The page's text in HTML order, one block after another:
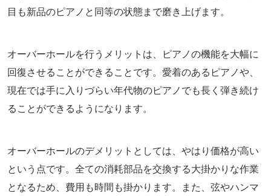
目も新品のピアノと同等の状態まで磨き上げます。
オーバーホールを行うメリットは、ピアノの機能を大幅に
回復させることができることです。愛着のあるピアノや、
現在では手に入りづらい年代物のピアノでも長く弾き続け
ることができるようになります。
オーバーホールのデメリットとしては、やはり価格が高い
という点です。全ての消耗部品を交換する大掛かりな作業
となるため、費用も時間も掛かります。また、弦やハンマ